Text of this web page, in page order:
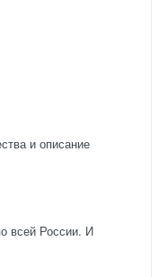
и описание
всей России. И